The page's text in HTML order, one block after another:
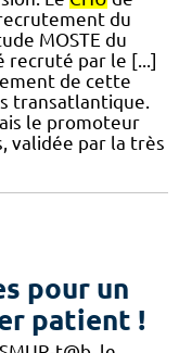
du
MOSTE du
recruté par le [...]
de cette
transatlantique.
le promoteur
validée par la très
pour un
patient !